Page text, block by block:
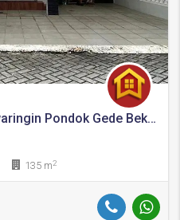
Rumah Cluster Dijual Jatiwaringin Pondok Gede Bekasi
135 m2